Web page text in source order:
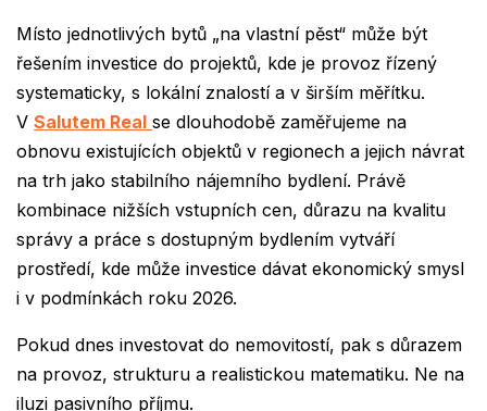
Místo jednotlivých bytů „na vlastní pěst“ může být
řešením investice do projektů, kde je provoz řízený
systematicky, s lokální znalostí a v širším měřítku.
V Salutem Real se dlouhodobě zaměřujeme na
obnovu existujících objektů v regionech a jejich návrat
na trh jako stabilního nájemního bydlení. Právě
kombinace nižších vstupních cen, důrazu na kvalitu
správy a práce s dostupným bydlením vytváří
prostředí, kde může investice dávat ekonomický smysl
i v podmínkách roku 2026.
Pokud dnes investovat do nemovitostí, pak s důrazem
na provoz, strukturu a realistickou matematiku. Ne na
iluzi pasivního příjmu.